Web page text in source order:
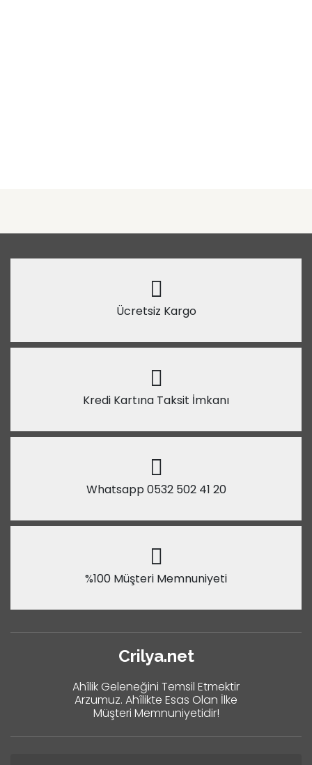
Ücretsiz Kargo
Kredi Kartına Taksit İmkanı
Whatsapp 0532 502 41 20
%100 Müşteri Memnuniyeti
Crilya.net
Ahîlik Geleneğini Temsil Etmektir
Arzumuz. Ahîlikte Esas Olan İlke
Müşteri Memnuniyetidir!